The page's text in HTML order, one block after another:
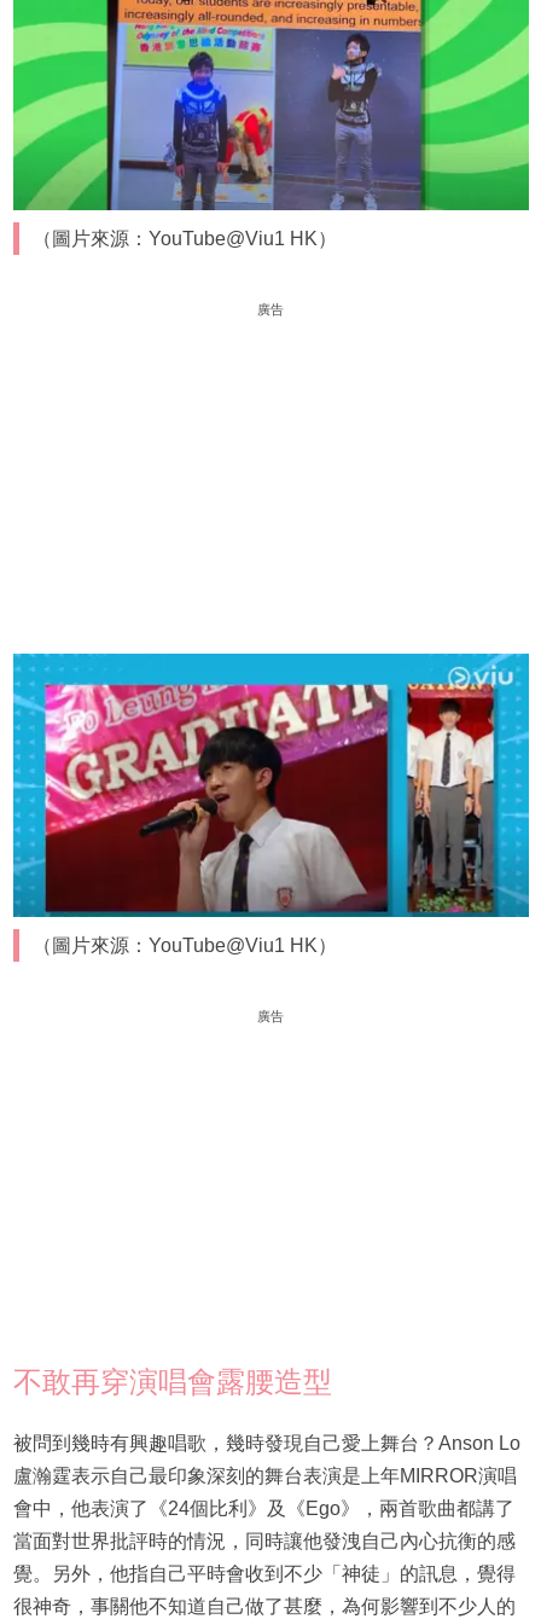
（圖片來源：YouTube@Viu1 HK）
廣告
（圖片來源：YouTube@Viu1 HK）
廣告
不敢再穿演唱會露腰造型
被問到幾時有興趣唱歌，幾時發現自己愛上舞台？Anson Lo
盧瀚霆表示自己最印象深刻的舞台表演是上年MIRROR演唱
會中，他表演了《24個比利》及《Ego》，兩首歌曲都講了
當面對世界批評時的情況，同時讓他發洩自己內心抗衡的感
覺。另外，他指自己平時會收到不少「神徒」的訊息，覺得
很神奇，事關他不知道自己做了甚麼，為何影響到不少人的